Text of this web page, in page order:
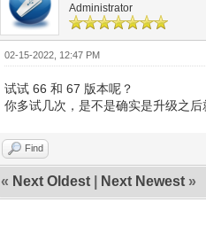
Administrator
02-15-2022, 12:47 PM
试试 66 和 67 版本呢？
你多试几次，是不是确实是升级之
Find
« Next Oldest Next Newest »